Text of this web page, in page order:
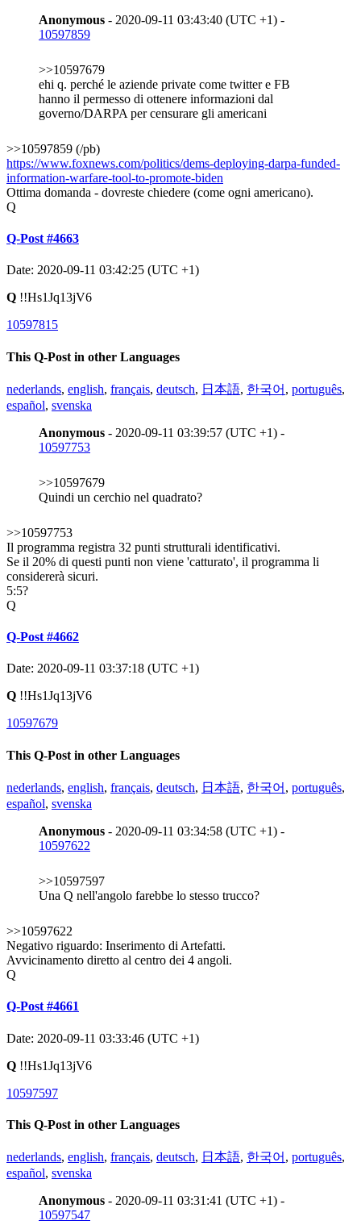
Anonymous - 2020-09-11 03:43:40 (UTC +1) -
10597859
>>10597679
ehi q. perché le aziende private come twitter e FB
hanno il permesso di ottenere informazioni dal
governo/DARPA per censurare gli americani
>>10597859 (/pb)
https://www.foxnews.com/politics/dems-deploying-darpa-funded-
information-warfare-tool-to-promote-biden
Ottima domanda - dovreste chiedere (come ogni americano).
Q
Q-Post #4663
Date: 2020-09-11 03:42:25 (UTC +1)
Q !!Hs1Jq13jV6
10597815
This Q-Post in other Languages
nederlands, english, français, deutsch, 日本語, 한국어 , português,
español, svenska
Anonymous - 2020-09-11 03:39:57 (UTC +1) -
10597753
>>10597679
Quindi un cerchio nel quadrato?
>>10597753
Il programma registra 32 punti strutturali identificativi.
Se il 20% di questi punti non viene 'catturato', il programma li
considererà sicuri.
5:5?
Q
Q-Post #4662
Date: 2020-09-11 03:37:18 (UTC +1)
Q !!Hs1Jq13jV6
10597679
This Q-Post in other Languages
nederlands, english, français, deutsch, 日本語, 한국어 , português,
español, svenska
Anonymous - 2020-09-11 03:34:58 (UTC +1) -
10597622
>>10597597
Una Q nell'angolo farebbe lo stesso trucco?
>>10597622
Negativo riguardo: Inserimento di Artefatti.
Avvicinamento diretto al centro dei 4 angoli.
Q
Q-Post #4661
Date: 2020-09-11 03:33:46 (UTC +1)
Q !!Hs1Jq13jV6
10597597
This Q-Post in other Languages
nederlands, english, français, deutsch, 日本語, 한국어 , português,
español, svenska
Anonymous - 2020-09-11 03:31:41 (UTC +1) -
10597547